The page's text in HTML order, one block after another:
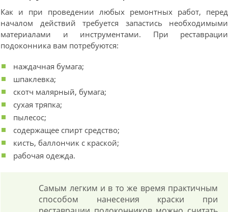
Как и при проведении любых ремонтных работ, перед
началом действий требуется запастись необходимыми
материалами и инструментами. При реставрации
подоконника вам потребуются:
наждачная бумага;
шпаклевка;
скотч малярный, бумага;
сухая тряпка;
пылесос;
содержащее спирт средство;
кисть, баллончик с краской;
рабочая одежда.
Самым легким и в то же время практичным
способом нанесения краски при